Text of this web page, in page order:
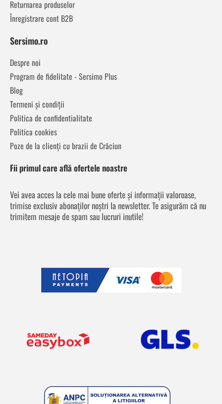
Returnarea produselor
Înregistrare cont B2B
Sersimo.ro
Despre noi
Program de fidelitate - Sersimo Plus
Blog
Termeni și condiții
Politica de confidentialitate
Politica cookies
Poze de la clienți cu brazii de Crăciun
Fii primul care află ofertele noastre
Vei avea acces la cele mai bune oferte și informații valoroase,
trimise exclusiv abonaților noștri la newsletter. Te asigurăm că nu
trimitem mesaje de spam sau lucruri inutile!